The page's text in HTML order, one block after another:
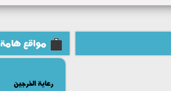
مواقع هامة
رعاية الخرجين